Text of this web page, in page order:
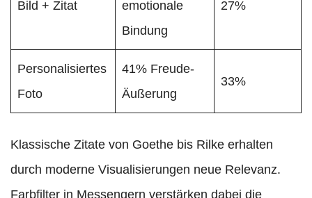
Bild + Zitat
emotionale
Bindung
27%
Personalisiertes
Foto
41% Freude-
Äußerung
33%
Klassische Zitate von Goethe bis Rilke erhalten
durch moderne Visualisierungen neue Relevanz.
Farbfilter in Messengern verstärken dabei die